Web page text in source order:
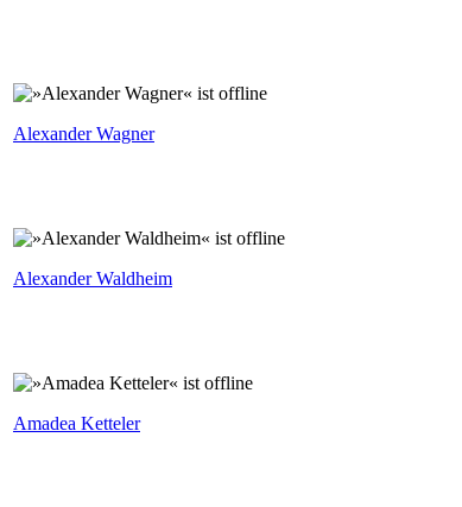
Alexander Wagner
Alexander Waldheim
Amadea Ketteler